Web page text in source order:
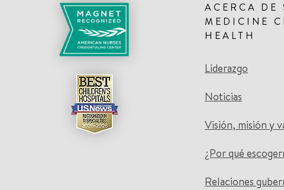
ACERCA DE
MEDICINE
HEALTH
Liderazgo
Noticias
Visión, misión y
¿Por qué
Relaciones